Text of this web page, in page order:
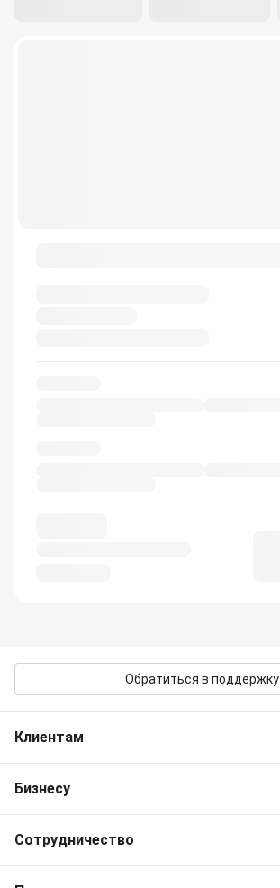
Обратиться в поддержку
Клиентам
Частые вопросы
Контакты OneTwoTrip
Бизнесу
Командировки
Сотрудничество